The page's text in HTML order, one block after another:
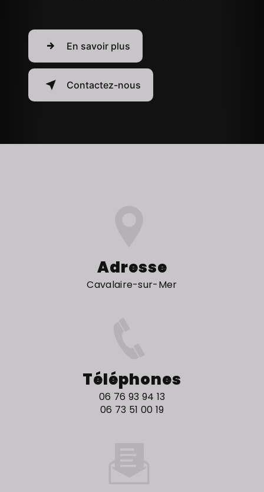
En savoir plus
Contactez-nous
Adresse
Cavalaire-sur-Mer
Téléphones
06 76 93 94 13
06 73 51 00 19